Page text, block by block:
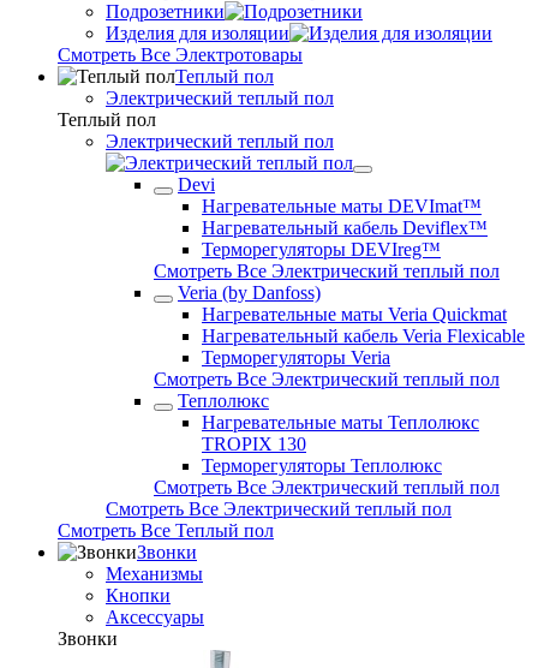
Подрозетники
Изделия для изоляции
Смотреть Все Электротовары
Теплый пол
Электрический теплый пол
Теплый пол
Электрический теплый пол
Devi
Нагревательные маты DEVImat™
Нагревательный кабель Deviflex™
Терморегуляторы DEVIreg™
Смотреть Все Электрический теплый пол
Veria (by Danfoss)
Нагревательные маты Veria Quickmat
Нагревательный кабель Veria Flexicable
Терморегуляторы Veria
Смотреть Все Электрический теплый пол
Теплолюкс
Нагревательные маты Теплолюкс
TROPIX 130
Терморегуляторы Теплолюкс
Смотреть Все Электрический теплый пол
Смотреть Все Электрический теплый пол
Смотреть Все Теплый пол
Звонки
Механизмы
Кнопки
Аксессуары
Звонки